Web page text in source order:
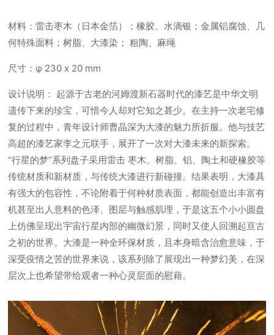
材料：雷击枣木（日本金箔）；橡胶、水滴银；金属铝腐蚀、几
何特殊面料；树脂、大漆染； 粗陶、麻绳
尺寸：φ 230 x 20 mm
设计说明： 起源于古老的河姆渡新石器时代的漆艺是中华文明
遗传下来的珍宝，可惜今人却对它知之甚少。在主持一次老宅修
复的过程中，青年设计师曹晶深为大漆的魅力所折服。他与技艺
高超的漆艺家李之元联手，展开了一次对大漆未来的新探索。
“行星的梦”系列盘子采用雷击 枣木、树脂、铝、陶土和硬橡胶等
传统材质和新材质，与传统大漆进行新碰撞。结果表明，大漆具
有强大的包容性，不论附着于何种材质表面，都能创造出丰富有
机甚至出人意料的色泽、图层与触感肌理，于是这五个小小圆盘
上仿佛呈现出宇宙行星内部的幽微幻景，同时又使人回溯起亘古
之初的世界。大漆是一种全环保材质，且本身暗含治愈意味，于
深受疫情之苦的世界来说，该系列除了展现出一种梦幻美，在深
层次上也希望带给观者一种心灵层面的慰藉。